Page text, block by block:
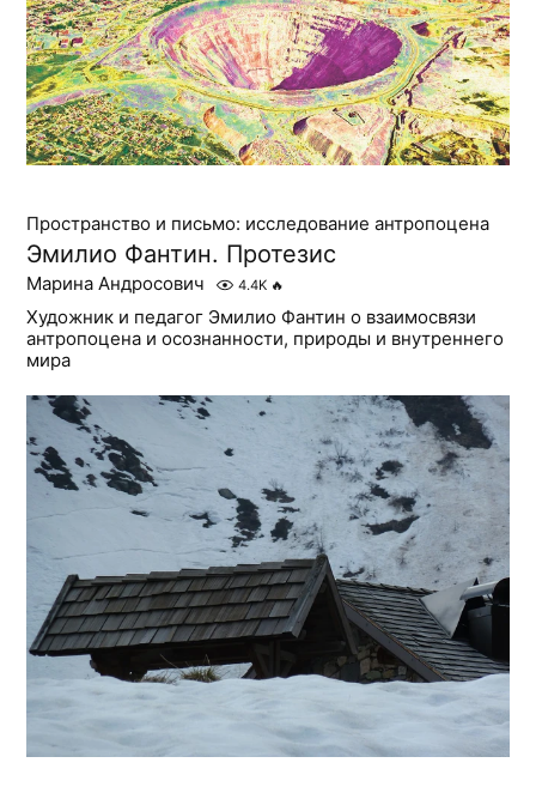
Пространство и письмо: исследование антропоцена
Эмилио Фантин. Протезис
Марина Андросович 4.4K 🔥
Художник и педагог Эмилио Фантин о взаимосвязи
антропоцена и осознанности, природы и внутреннего
мира